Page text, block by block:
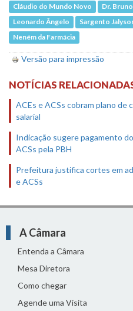
Cláudio do Mundo Novo Dr.
Leonardo Ângelo
Sargento
Neném da Farmácia
Versão para impressão
NOTÍCIAS
ACEs e ACSs cobram plano de
salarial
Indicação sugere pagamento
ACSs pela PBH
Prefeitura justifica cortes em
e ACSs
A Câmara
Entenda a Câmara
Mesa Diretora
Como chegar
Agende uma Visita